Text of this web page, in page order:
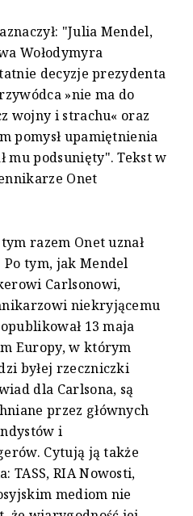
"Julia Mendel,
Wołodymyra
decyzje prezydenta
»nie ma do
wojny i strachu« oraz
pomysł upamiętnienia
mu podsunięty". Tekst w
Onet
razem Onet uznał
tym, jak Mendel
Carlsonowi,
niekryjącemu
13 maja
Europy, w którym
byłej rzeczniczki
dla Carlsona, są
przez głównych
i
Cytują ją także
TASS, RIA Nowosti,
mediom nie